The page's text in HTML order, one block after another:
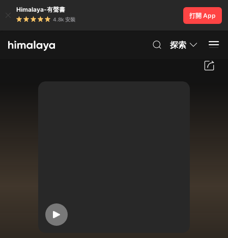
Himalaya-有聲書
4.8k 安裝
打開 App
探索